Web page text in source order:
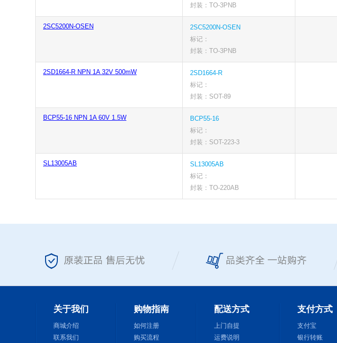
封装：TO-3PNB
2SC5200N-OSEN
2SC5200N-OSEN
标记：
封装：TO-3PNB
2SD1664-R NPN 1A 32V 500mW
2SD1664-R
标记：
封装：SOT-89
BCP55-16 NPN 1A 60V 1.5W
BCP55-16
标记：
封装：SOT-223-3
SL13005AB
SL13005AB
标记：
封装：TO-220AB
关于我们
商城介绍
联系我们
购物指南
如何注册
购买流程
配送方式
上门自提
运费说明
支付方式
支付宝
银行转账